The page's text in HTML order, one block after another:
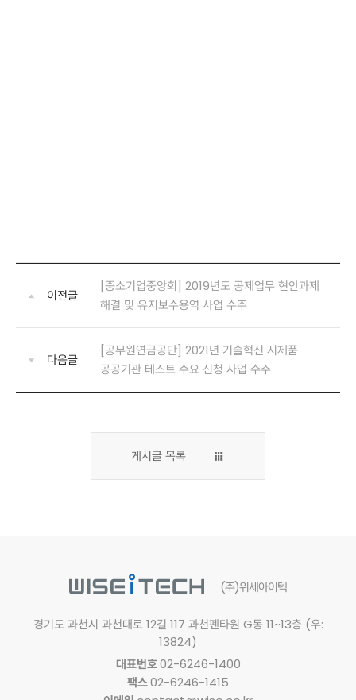
이전글
[중소기업중앙회] 2019년도 공제업무 현안과제
해결 및 유지보수용역 사업 수주
다음글
[공무원연금공단] 2021년 기술혁신 시제품
공공기관 테스트 수요 신청 사업 수주
게시글 목록
(주)위세아이텍
경기도 과천시 과천대로 12길 117 과천펜타원 G동 11~13층 (우:
13824)
대표번호02-6246-1400
팩스02-6246-1415